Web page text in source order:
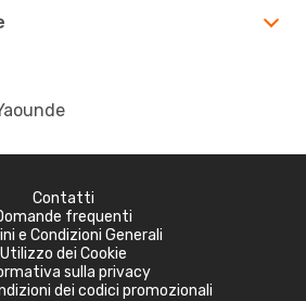
Contatti
frequenti
e Condizioni Generali
Utilizzo dei Cookie
sulla privacy
dei codici promozionali